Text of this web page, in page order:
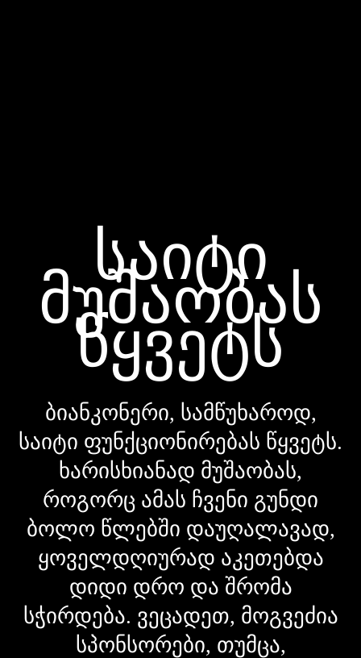
საიტი
მუშაობას
წყვეტს
ბიანკონერი, სამწუხაროდ,
საიტი ფუნქციონირებას წყვეტს.
ხარისხიანად მუშაობას,
როგორც ამას ჩვენი გუნდი
ბოლო წლებში დაუღალავად,
ყოველდღიურად აკეთებდა
დიდი დრო და შრომა
სჭირდება. ვეცადეთ, მოგვეძია
სპონსორები, თუმცა,